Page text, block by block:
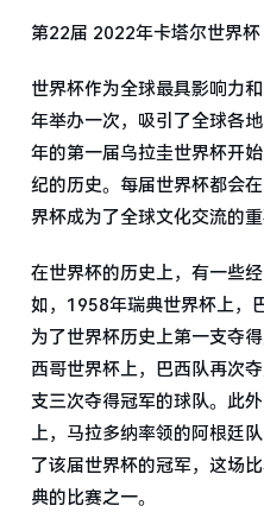
第22届 2022年卡塔尔世界杯
世界杯作为全球最具影响力
年举办一次，吸引了全球各
年的第一届乌拉圭世界杯开
纪的历史。每届世界杯都会
界杯成为了全球文化交流的重
在世界杯的历史上，有一些
如，1958年瑞典世界杯上，
为了世界杯历史上第一支夺
西哥世界杯上，巴西队再次
支三次夺得冠军的球队。此
上，马拉多纳率领的阿根廷
了该届世界杯的冠军，这场
典的比赛之一。